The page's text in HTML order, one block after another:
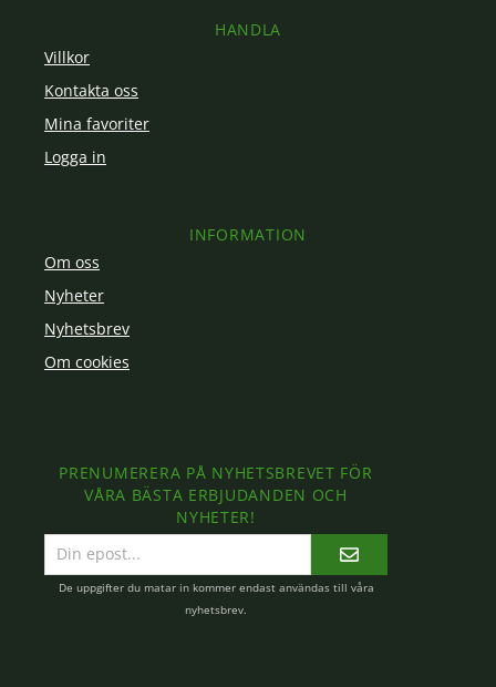
HANDLA
Villkor
Kontakta oss
Mina favoriter
Logga in
INFORMATION
Om oss
Nyheter
Nyhetsbrev
Om cookies
PRENUMERERA PÅ NYHETSBREVET FÖR
VÅRA BÄSTA ERBJUDANDEN OCH
NYHETER!
postadress
De uppgifter du matar in kommer endast användas till våra
nyhetsbrev.